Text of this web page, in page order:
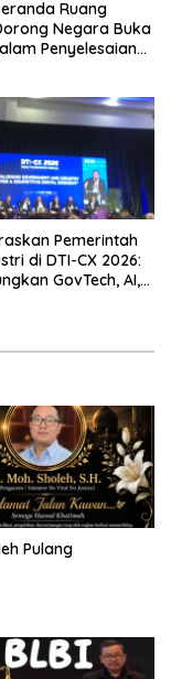
Ruang
Negara Buka
Penyelesaian
Pemerintah
di DTI-CX 2026:
GovTech, AI,
Pulang